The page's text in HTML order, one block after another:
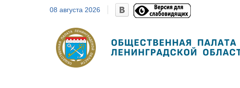
08 августа 2026
Валерианович
Маргарита
Владимировна
(полномочия